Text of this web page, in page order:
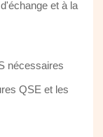
et à la
nécessaires
QSE et les